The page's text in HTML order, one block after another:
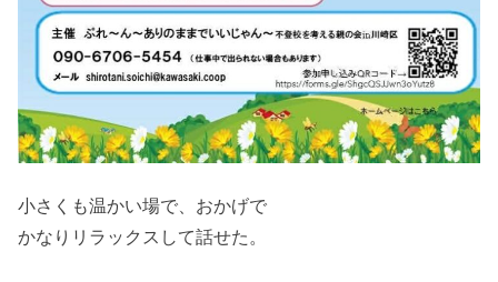
小さくも温かい場で、おかげで
かなりリラックスして話せた。